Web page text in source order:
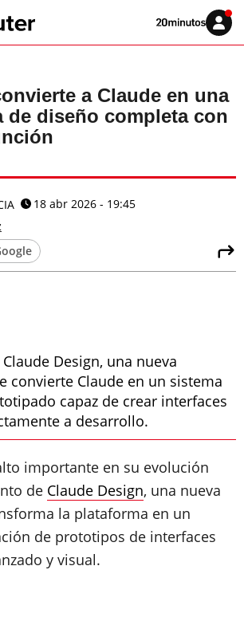
Volver
Iniciar
sesión
a Claude en una
de diseño completa con
18 abr 2026 - 19:45
Design, una nueva
convierte Claude en un sistema
capaz de crear interfaces
a desarrollo.
importante en su evolución
de Claude Design, una nueva
la plataforma en un
de prototipos de interfaces
y visual.